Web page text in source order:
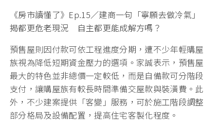
《房市讀懂了》Ep.15／建商一句「寧願去做冷氣」
揭都更危老現況 自主都更能成解方嗎？
預售屋則因付款可依工程進度分期，遭不少年輕購屋
族視為降低短期資金壓力的選項。家誠表示，預售屋
最大的特色並非總價一定較低，而是自備款可分階段
支付，讓購屋族有較長時間準備交屋款與裝潢費。此
外，不少建案提供「客變」服務，可於施工階段調整
部分格局及設備配置，提高住宅客製化程度。